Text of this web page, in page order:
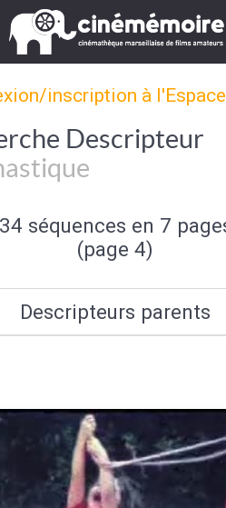
inscription à
Descripteur
34 séquences en 7
(page 4)
Descripteurs parents